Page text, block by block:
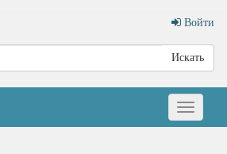
Войти
Искать
Меню